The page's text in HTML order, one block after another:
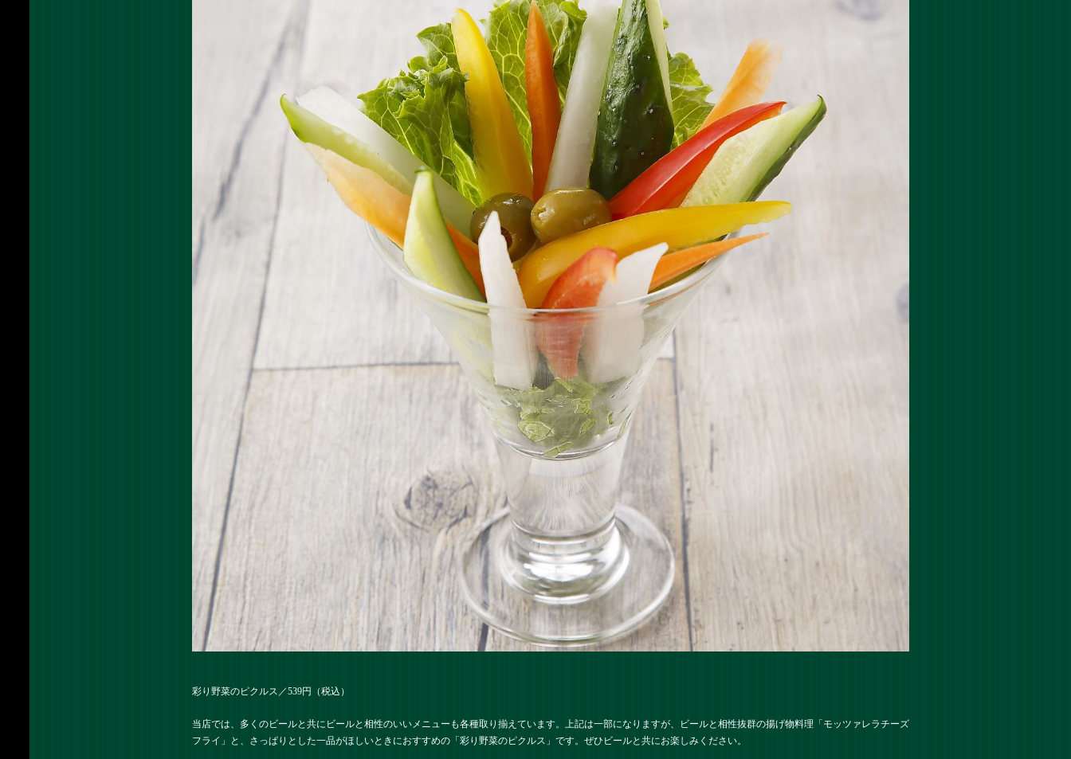
彩り野菜のピクルス／539円（税込）
当店では、多くのビールと共にビールと相性のいいメニューも各種取り揃えています。上記は一部になりますが、ビールと相性抜群の揚げ物料理「モッツァレラチーズ
フライ」と、さっぱりとした一品がほしいときにおすすめの「彩り野菜のピクルス」です。ぜひビールと共にお楽しみください。